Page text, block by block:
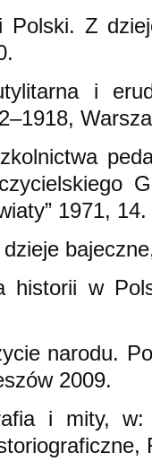
Polski. Z
i
1971, 14.
historii w
narodu.
2009.
i mity,